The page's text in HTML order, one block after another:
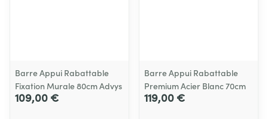
Barre Appui Rabattable
Fixation Murale 80cm Advys
109,00 €
Barre Appui Rabattable
Premium Acier Blanc 70cm
119,00 €